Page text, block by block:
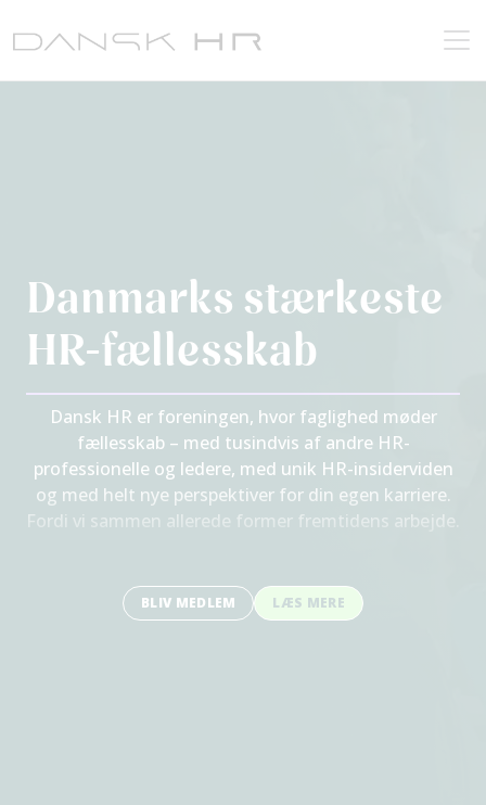
Danmarks stærkeste
HR-fællesskab
Dansk HR er foreningen, hvor faglighed møder
fællesskab – med tusindvis af andre HR-
professionelle og ledere, med unik HR-insiderviden
og med helt nye perspektiver for din egen karriere.
Fordi vi sammen allerede former fremtidens arbejde.
LÆS MERE
BLIV MEDLEM